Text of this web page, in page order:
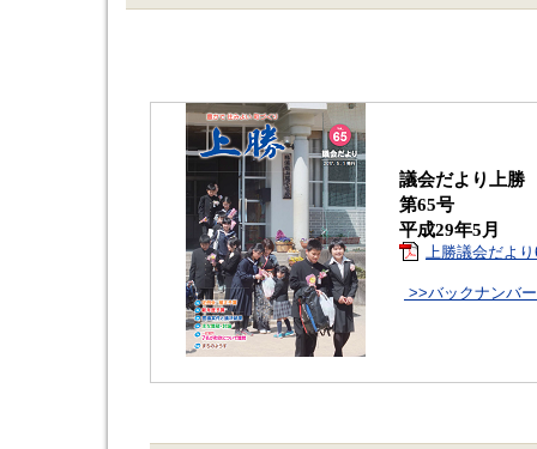
議会だより上勝
第65号
平成29年5月
上勝議会だよ
>>バックナンバ